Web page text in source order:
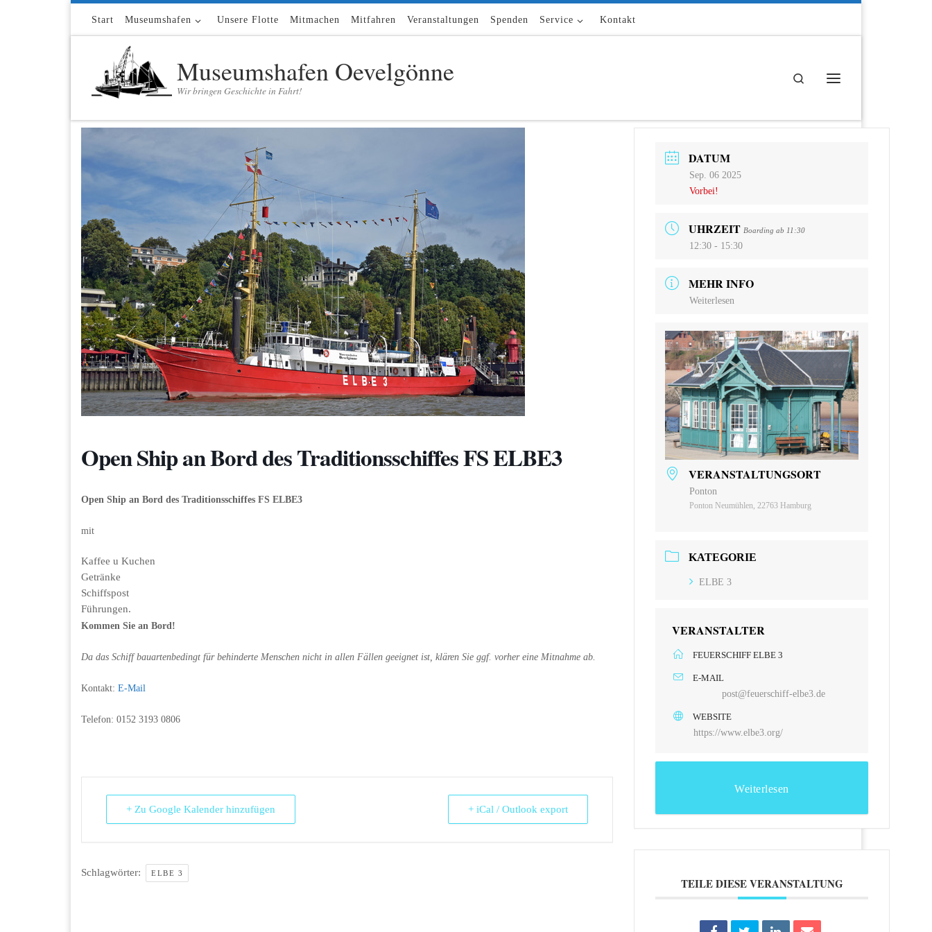
Zum Inhalt springen
Start Museumshafen Unsere Flotte Mitmachen Mitfahren Veranstaltungen Spenden Service Kontakt
Museumshafen Oevelgönne
Wir bringen Geschichte in Fahrt!
Search
Open Ship an Bord des Traditionsschiffes FS ELBE3
Open Ship an Bord des Traditionsschiffes FS ELBE3
mit
Kaffee u Kuchen
Getränke
Schiffspost
Führungen.
Kommen Sie an Bord!
Da das Schiff bauartenbedingt für behinderte Menschen nicht in allen Fällen geeignet ist, klären Sie ggf. vorher eine Mitnahme ab.
Kontakt: E-Mail
Telefon: 0152 3193 0806
+ Zu Google Kalender hinzufügen + iCal / Outlook export
Schlagwörter: ELBE 3
DATUM
Sep. 06 2025
Vorbei!
UHRZEIT Boarding ab 11:30
12:30 - 15:30
MEHR INFO
Weiterlesen
VERANSTALTUNGSORT
Ponton
Ponton Neumühlen, 22763 Hamburg
KATEGORIE
ELBE 3
VERANSTALTER
FEUERSCHIFF ELBE 3
E-MAIL
post@feuerschiff-elbe3.de
WEBSITE
https://www.elbe3.org/
Weiterlesen
TEILE DIESE VERANSTALTUNG